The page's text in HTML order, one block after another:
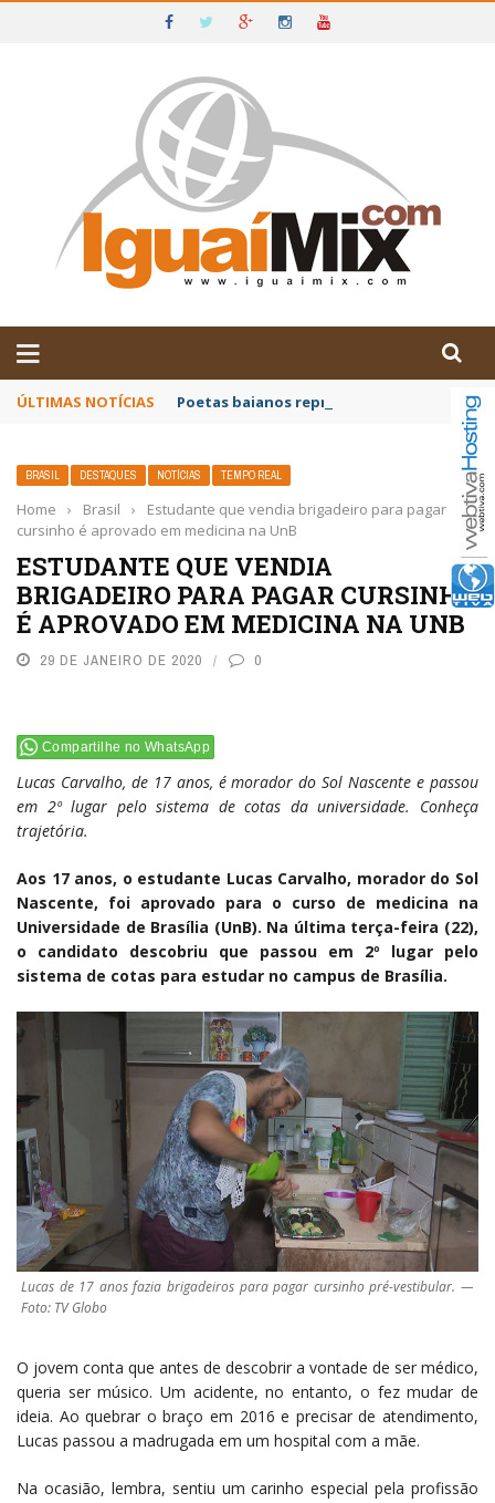
IGUAÍ E SUDOESTE DA BAHIA
ÚLTIMAS NOTÍCIAS Poetas baianos representam o Brasil no
BRASIL DESTAQUES NOTÍCIAS TEMPO REAL
Home › Brasil ›
Estudante que vendia brigadeiro para pagar
cursinho é aprovado em medicina na UnB
ESTUDANTE QUE VENDIA
BRIGADEIRO PARA PAGAR CURSINHO
É APROVADO EM MEDICINA NA UNB
29 DE JANEIRO DE 2020 0
Compartilhe no WhatsApp
Lucas Carvalho, de 17 anos, é morador do Sol Nascente e passou
em 2º lugar pelo sistema de cotas da universidade. Conheça
trajetória.
Aos 17 anos, o estudante Lucas Carvalho, morador do Sol
Nascente, foi aprovado para o curso de medicina na
Universidade de Brasília (UnB). Na última terça-feira (22),
o candidato descobriu que passou em 2º lugar pelo
sistema de cotas para estudar no campus de Brasília.
Lucas de 17 anos fazia brigadeiros para pagar cursinho pré-vestibular. —
Foto: TV Globo
O jovem conta que antes de descobrir a vontade de ser médico,
queria ser músico. Um acidente, no entanto, o fez mudar de
ideia. Ao quebrar o braço em 2016 e precisar de atendimento,
Lucas passou a madrugada em um hospital com a mãe.
Na ocasião, lembra, sentiu um carinho especial pela profissão